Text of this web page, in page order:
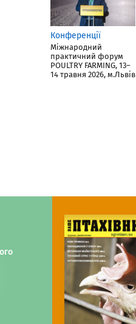
Конференції
Міжнародний
практичний форум
POULTRY FARMING, 13–
14 травня 2026, м.Львів